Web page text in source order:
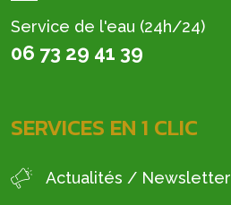
Service de l'eau (24h/24)
06 73 29 41 39
SERVICES EN 1 CLIC
Actualités / Newsletter